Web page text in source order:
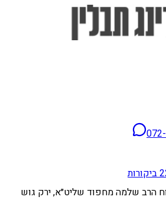
ביקורות
הרב שלמה מחפוד שליט״א, ירק גוש